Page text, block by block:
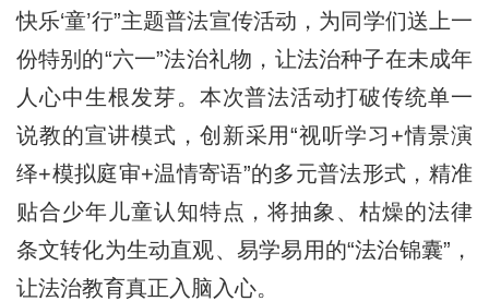
快乐‘童’行”主题普法宣传活动，为同学们送上一
份特别的“六一”法治礼物，让法治种子在未成年
人心中生根发芽。本次普法活动打破传统单一
说教的宣讲模式，创新采用“视听学习+情景演
绎+模拟庭审+温情寄语”的多元普法形式，精准
贴合少年儿童认知特点，将抽象、枯燥的法律
条文转化为生动直观、易学易用的“法治锦囊”，
让法治教育真正入脑入心。